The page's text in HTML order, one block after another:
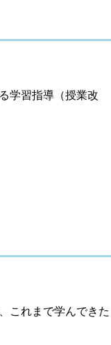
学習指導（授業改
これまで学んできた